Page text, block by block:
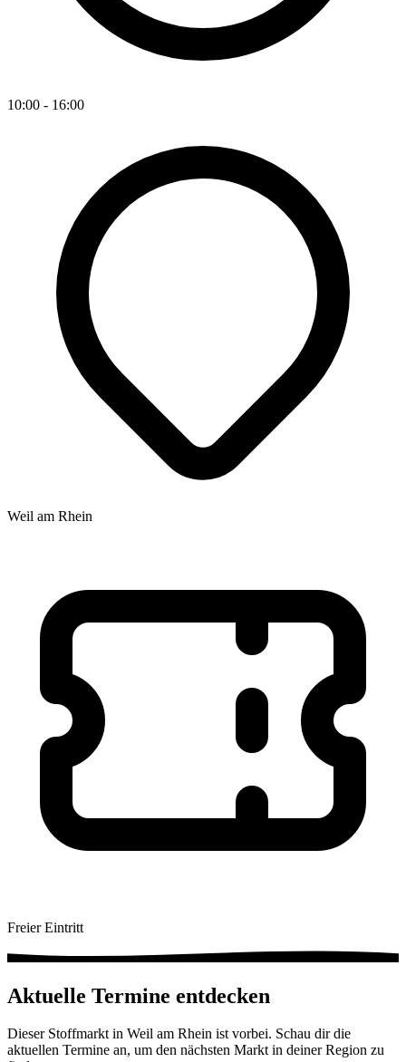
10:00 - 16:00
Weil am Rhein
Freier Eintritt
Aktuelle Termine entdecken
Dieser Stoffmarkt in Weil am Rhein ist vorbei. Schau dir die
aktuellen Termine an, um den nächsten Markt in deiner Region zu